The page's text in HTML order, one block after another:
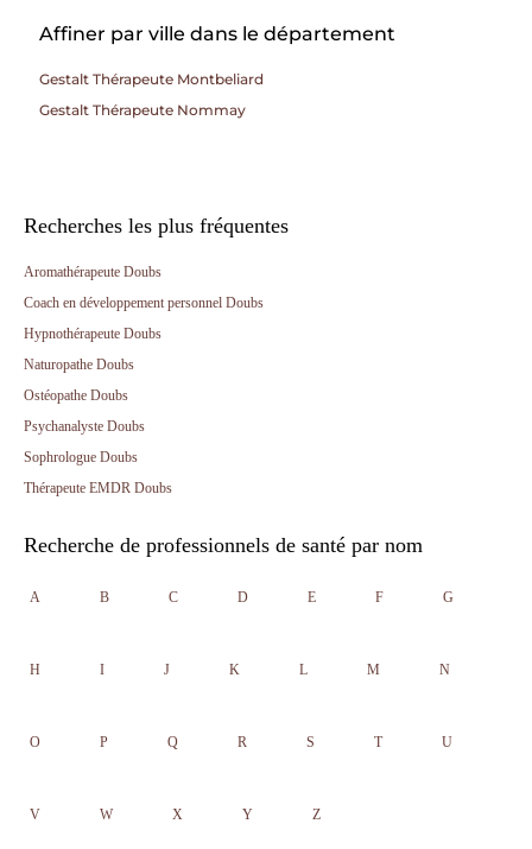
Affiner par ville dans le département
Gestalt Thérapeute Montbeliard
Gestalt Thérapeute Nommay
Recherches les plus fréquentes
Aromathérapeute Doubs
Coach en développement personnel Doubs
Hypnothérapeute Doubs
Naturopathe Doubs
Ostéopathe Doubs
Psychanalyste Doubs
Sophrologue Doubs
Thérapeute EMDR Doubs
Recherche de professionnels de santé par nom
A B C D E F G
H I J K L M N
O P Q R S T U
V W X Y Z